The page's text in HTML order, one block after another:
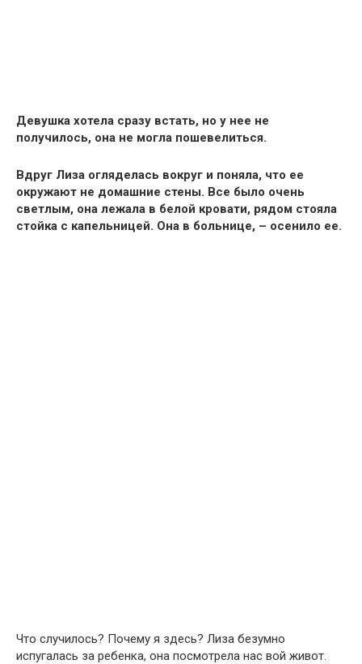
Девушка хотела сразу встать, но у нее не
получилось, она не могла пошевелиться.
Вдруг Лиза огляделась вокруг и поняла, что ее
окружают не домашние стены. Все было очень
светлым, она лежала в белой кровати, рядом стояла
стойка с капельницей. Она в больнице, – осенило ее.
Что случилось? Почему я здесь? Лиза безумно
испугалась за ребенка, она посмотрела нас вой живот.